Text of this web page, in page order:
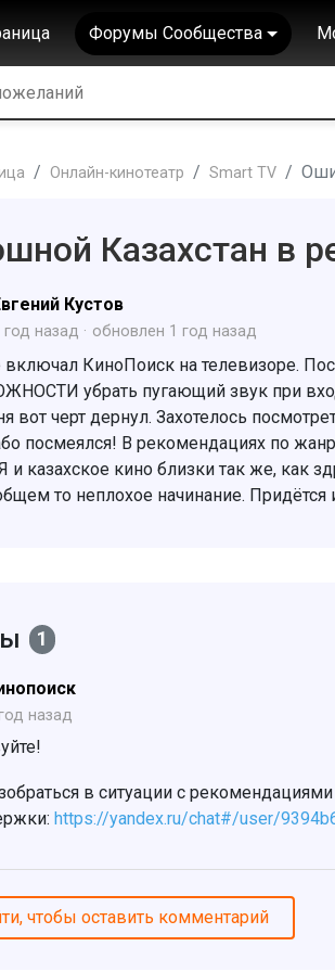
Форумы Сообщества
Онлайн-кинотеатр Smart TV
Казахстан в
Кустов
год назад обновлен 1 год назад
КиноПоиск на телевизоре.
убрать пугающий звук при
вот черт дернул. Захотелось
посмеялся! В рекомендациях по
и казахское кино близки так же, как
то неплохое начинание. Придётся
1
назад
в ситуации с
https://yandex.ru/chat#/user/
чтобы оставить комментарий